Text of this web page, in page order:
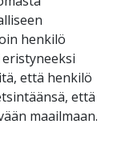
henkilö
että henkilö
että
maailmaan.